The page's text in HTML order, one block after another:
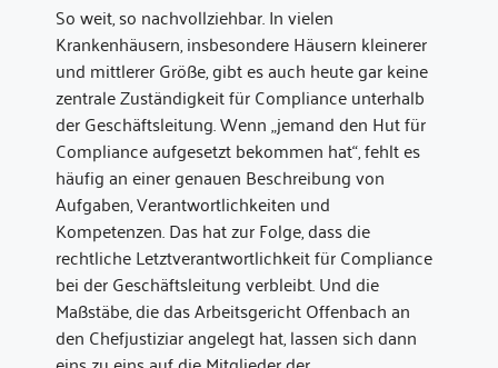
So weit, so nachvollziehbar. In vielen
Krankenhäusern, insbesondere Häusern kleinerer
und mittlerer Größe, gibt es auch heute gar keine
zentrale Zuständigkeit für Compliance unterhalb
der Geschäftsleitung. Wenn „jemand den Hut für
Compliance aufgesetzt bekommen hat“, fehlt es
häufig an einer genauen Beschreibung von
Aufgaben, Verantwortlichkeiten und
Kompetenzen. Das hat zur Folge, dass die
rechtliche Letztverantwortlichkeit für Compliance
bei der Geschäftsleitung verbleibt. Und die
Maßstäbe, die das Arbeitsgericht Offenbach an
den Chefjustiziar angelegt hat, lassen sich dann